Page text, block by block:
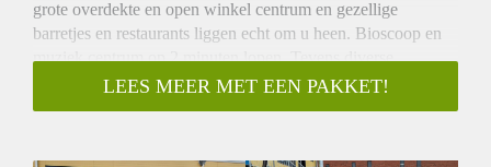
grote overdekte en open winkel centrum en gezellige
barretjes en restaurants liggen echt om u heen. Bioscoop en
muziek centrum op 2 minuten lopen. Tevens diverse
supermarkten op loop afstand.
Prima verbindingen met openbaar vervoer en loop afstand
LEES MEER MET EEN PAKKET!